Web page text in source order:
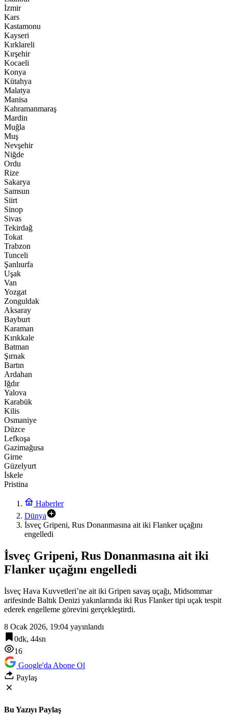
İzmir
Kars
Kastamonu
Kayseri
Kırklareli
Kırşehir
Kocaeli
Konya
Kütahya
Malatya
Manisa
Kahramanmaraş
Mardin
Muğla
Muş
Nevşehir
Niğde
Ordu
Rize
Sakarya
Samsun
Siirt
Sinop
Sivas
Tekirdağ
Tokat
Trabzon
Tunceli
Şanlıurfa
Uşak
Van
Yozgat
Zonguldak
Aksaray
Bayburt
Karaman
Kırıkkale
Batman
Şırnak
Bartın
Ardahan
Iğdır
Yalova
Karabük
Kilis
Osmaniye
Düzce
Lefkoşa
Gazimağusa
Girne
Güzelyurt
İskele
Pristina
Haberler
Dünya
İsveç Gripeni, Rus Donanmasına ait iki Flanker uçağını
engelledi
İsveç Gripeni, Rus Donanmasına ait iki
Flanker uçağını engelledi
İsveç Hava Kuvvetleri’ne ait iki Gripen savaş uçağı, Midsommar
arifesinde Baltık Denizi yakınlarında iki Rus Flanker tipi uçak tespit
ederek engelleme görevini gerçekleştirdi.
8 Ocak 2026, 19:04 yayınlandı
0dk, 44sn
16
Google'da Abone Ol
Paylaş
Bu Yazıyı Paylaş